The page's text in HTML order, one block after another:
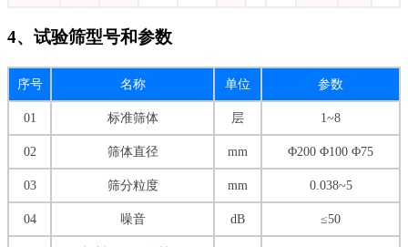
4、试验筛型号和参数
序号 名称 单位 参数
01 标准筛体 层 1~8
02 筛体直径 mm Φ200 Φ100 Φ75
03 筛分粒度 mm 0.038~5
04 噪音 dB ≤50